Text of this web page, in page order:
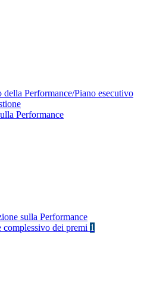
della Performance/Piano esecutivo
Performance
sulla Performance
complessivo dei premi 1